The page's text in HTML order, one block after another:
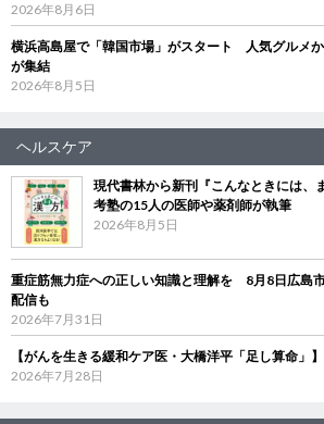
2026年8月6日
横浜高島屋で「韓国市場」がスタート 人気グルメ
が集結
2026年8月5日
ヘルスケア
現代書林から新刊『こんなときには
考塾の15人の医師や薬剤師が執筆
2026年8月5日
重症筋無力症への正しい知識と理解を 8月8日広島
配信も
2026年7月31日
【がんを生きる緩和ケア医・大橋洋平「足し算命」
2026年7月28日